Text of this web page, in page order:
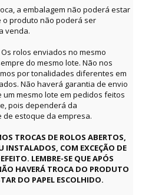
a embalagem não poderá estar
o produto não poderá ser
venda.
Os rolos enviados no mesmo
do mesmo lote. Não nos
por tonalidades diferentes em
Não haverá garantia de envio
mesmo lote em pedidos feitos
pois dependerá da
estoque da empresa.
TROCAS DE ROLOS ABERTOS,
INSTALADOS, COM EXCEÇÃO DE
LEMBRE-SE QUE APÓS
HAVERÁ TROCA DO PRODUTO
DO PAPEL ESCOLHIDO.